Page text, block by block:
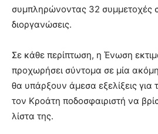
συμπληρώνοντας 32 συμμετοχές
διοργανώσεις.
Σε κάθε περίπτωση, η Ένωση
προχωρήσει σύντομα σε μία
θα υπάρξουν άμεσα εξελίξεις
τον Κροάτη ποδοσφαιριστή να
λίστα της.